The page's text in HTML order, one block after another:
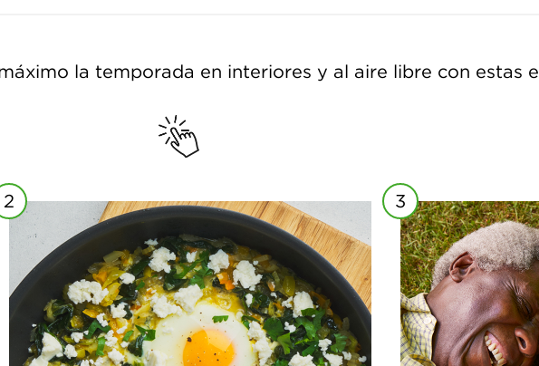
la temporada en interiores y al aire libre con estas
2
exótica receta de huevos
3